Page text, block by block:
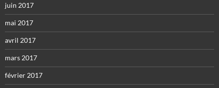
juin 2017
mai 2017
avril 2017
mars 2017
février 2017